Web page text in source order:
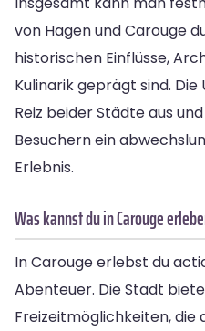
von Hagen und Carouge
historischen Einflüsse,
Kulinarik geprägt sind.
Reiz beider Städte aus
Besuchern ein
Erlebnis.
Was kannst du in Carouge
In Carouge erlebst du
Abenteuer. Die Stadt
Freizeitmöglichkeiten, die